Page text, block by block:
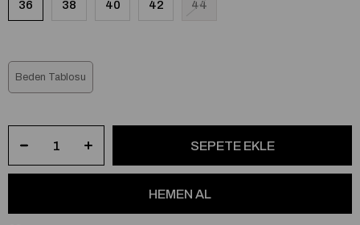
36 38 40 42 44
Beden Tablosu